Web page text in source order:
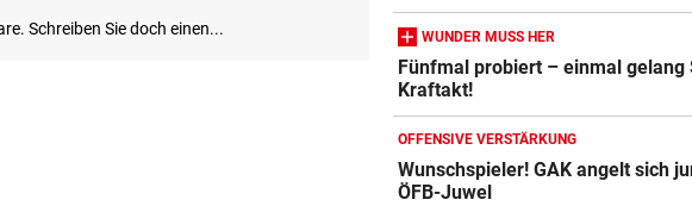
WUNDER MUSS HER
Fünfmal probiert – einmal gelang
Kraftakt!
OFFENSIVE VERSTÄRKUNG
Wunschspieler! GAK angelt sich
ÖFB-Juwel
Action-Cam Vergleich
ZUM VERGLEICH
Crosstrainer Vergleich